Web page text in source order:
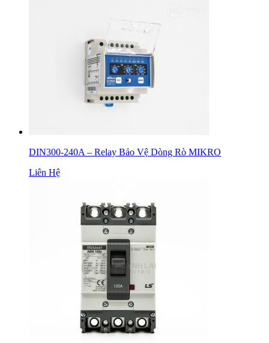
DIN300-240A – Relay Bảo Vệ Dòng Rò MIKRO
Liên Hệ